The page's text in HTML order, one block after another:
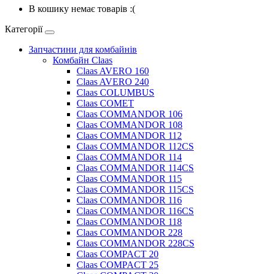
В кошику немає товарів :(
Категорії
Запчастини для комбайнів
Комбайн Claas
Claas AVERO 160
Claas AVERO 240
Claas COLUMBUS
Claas COMET
Claas COMMANDOR 106
Claas COMMANDOR 108
Claas COMMANDOR 112
Claas COMMANDOR 112CS
Claas COMMANDOR 114
Claas COMMANDOR 114CS
Claas COMMANDOR 115
Claas COMMANDOR 115CS
Claas COMMANDOR 116
Claas COMMANDOR 116CS
Claas COMMANDOR 118
Claas COMMANDOR 228
Claas COMMANDOR 228CS
Claas COMPACT 20
Claas COMPACT 25